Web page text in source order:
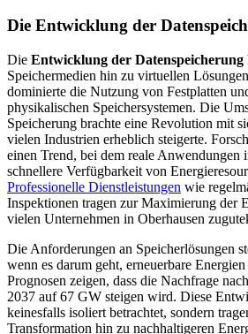
Die Entwicklung der
Die Entwicklung der Datenspeicherung
Speichermedien hin zu virtuellen
dominierte die Nutzung von Festplatten
physikalischen Speichersystemen. Die
Speicherung brachte eine Revolution mit
vielen Industrien erheblich steigerte.
einen Trend, bei dem reale Anwendungen
schnellere Verfügbarkeit von
Professionelle Dienstleistungen wie
Inspektionen tragen zur Maximierung der
vielen Unternehmen in Oberhausen
Die Anforderungen an Speicherlösungen
wenn es darum geht, erneuerbare
Prognosen zeigen, dass die Nachfrage
2037 auf 67 GW steigen wird. Diese
keinesfalls isoliert betrachtet, sondern
Transformation hin zu nachhaltigeren